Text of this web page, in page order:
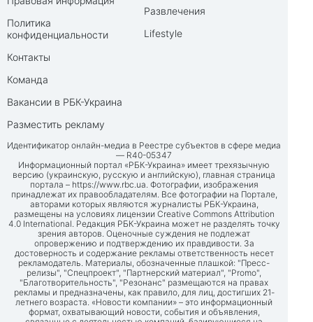
Политика
конфиденциальности
Контакты
Команда
Вакансии в РБК-Украина
Разместить рекламу
Развлечения
Lifestyle
Идентификатор онлайн-медиа в Реестре субъектов в сфере медиа
— R40-05347
Информационный портал «РБК-Украина» имеет трехязычную
версию (украинскую, русскую и английскую), главная страница
портала – https://www.rbc.ua. Фотографии, изображения
принадлежат их правообладателям. Все фотографии на Портале,
авторами которых являются журналисты РБК-Украина,
размещены на условиях лицензии Creative Commons Attribution
4.0 International. Редакция РБК-Украина может не разделять точку
зрения авторов. Оценочные суждения не подлежат
опровержению и подтверждению их правдивости. За
достоверность и содержание рекламы ответственность несет
рекламодатель. Материалы, обозначенные плашкой: "Пресс-
релизы", "Спецпроект", "Партнерский материал", "Promo",
"Благотворительность", "Резонанс" размещаются на правах
рекламы и предназначены, как правило, для лиц, достигших 21-
летнего возраста. «Новости компании» – это информационный
формат, охватывающий новости, события и объявления,